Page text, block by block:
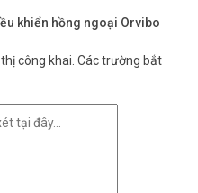
C, độ ẩm < 80% RH - Xuất xứ:
CT10W-B1VO mới nhất,
khiển hồng ngoại Orvibo
công khai. Các trường bắt